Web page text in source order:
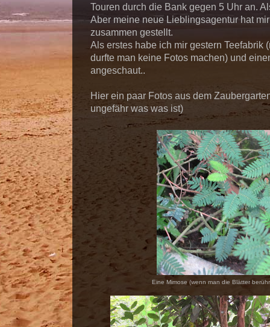
Touren durch die Bank gegen 5 Uhr an.
Aber meine neue Lieblingsagentur hat
zusammen gestellt.
Als erstes habe ich mir gestern Teefabrik
durfte man keine Fotos machen) und
angeschaut..
Hier ein paar Fotos aus dem
ungefähr was was ist)
Eine Mimose (wenn man die Blätter